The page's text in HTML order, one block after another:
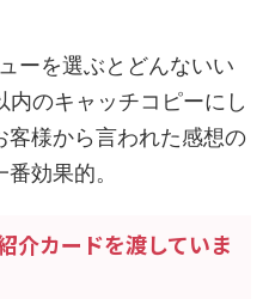
ーを選ぶとどんないい
内のキャッチコピーにし
客様から言われた感想の
効果的。
介カードを渡していま